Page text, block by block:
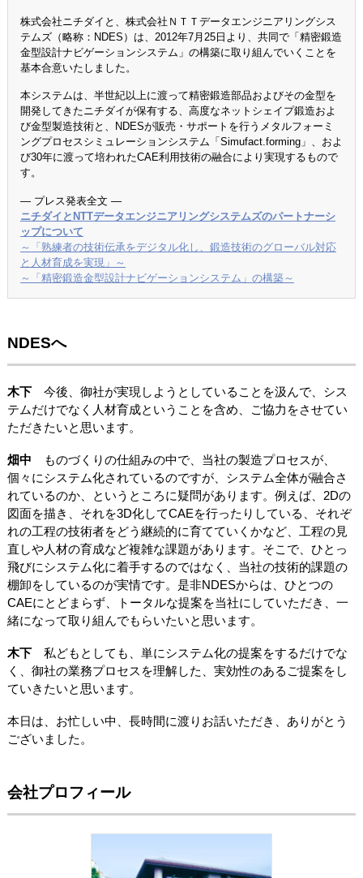
株式会社ニチダイと、株式会社ＮＴＴデータエンジニアリングシス
テムズ（略称：NDES）は、2012年7月25日より、共同で「精密鍛造
金型設計ナビゲーションシステム」の構築に取り組んでいくことを
基本合意いたしました。
本システムは、半世紀以上に渡って精密鍛造部品およびその金型を
開発してきたニチダイが保有する、高度なネットシェイプ鍛造およ
び金型製造技術と、NDESが販売・サポートを行うメタルフォーミ
ングプロセスシミュレーションシステム「Simufact.forming」、およ
び30年に渡って培われたCAE利用技術の融合により実現するもので
す。
― プレス発表全文 ―
ニチダイとNTTデータエンジニアリングシステムズのパートナーシ
ップについて
～「熟練者の技術伝承をデジタル化し、鍛造技術のグローバル対応
と人材育成を実現」～
～「精密鍛造金型設計ナビゲーションシステム」の構築～
NDESへ
木下今後、御社が実現しようとしていることを汲んで、シス
テムだけでなく人材育成ということを含め、ご協力をさせてい
ただきたいと思います。
畑中 ものづくりの仕組みの中で、当社の製造プロセスが、
個々にシステム化されているのですが、システム全体が融合さ
れているのか、というところに疑問があります。例えば、2Dの
図面を描き、それを3D化してCAEを行ったりしている、それぞ
れの工程の技術者をどう継続的に育てていくかなど、工程の見
直しや人材の育成など複雑な課題があります。そこで、ひとっ
飛びにシステム化に着手するのではなく、当社の技術的課題の
棚卸をしているのが実情です。是非NDESからは、ひとつの
CAEにとどまらず、トータルな提案を当社にしていただき、一
緒になって取り組んでもらいたいと思います。
木下私どもとしても、単にシステム化の提案をするだけでな
く、御社の業務プロセスを理解した、実効性のあるご提案をし
ていきたいと思います。
本日は、お忙しい中、長時間に渡りお話いただき、ありがとう
ございました。
会社プロフィール